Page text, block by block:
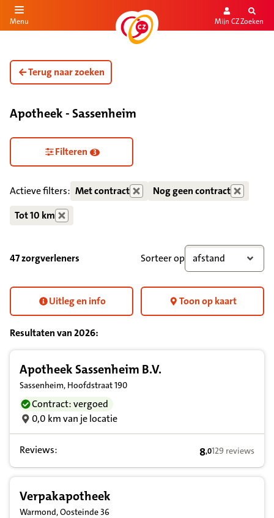
de inhoud
Menu Mijn CZZoeken
Terug naar zoeken
Apotheek - Sassenheim
Zorgdiensten verborgen
Filteren 3
Actieve filters: Met contract
Nog geen contract
Tot 10 km
47 zorgverleners Sorteer op afstand
Uitleg en info Toon op kaart
Resultaten van2026:
Apotheek Sassenheim B.V.
Sassenheim, Hoofdstraat 190
Contract: vergoed
0,0 km van je locatie
Reviews: 8,0 op basis van
8,0129 reviews
Verpakapotheek
Warmond, Oosteinde 36